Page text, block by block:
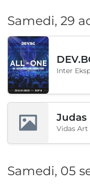
Samedi, 29
Judas
Samedi, 05